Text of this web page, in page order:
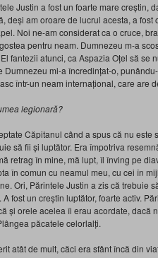
Justin a fost un foarte mare creștin,
deși am oroare de lucrul acesta, a
Noi ne-am considerat ca o cruce,
pentru neam. Dumnezeu m-a
fantezii atunci, ca Aspazia Oțel să se
mi-a încredințat-o,
într-un neam internațional, care are
legionară?
Căpitanul când a spus că nu este
să fii și luptător. Era împotriva
retrag în mine, mă lupt, îl înving pe
în comun cu neamul meu, cu cei în
Ori, Părintele Justin a zis că trebuie
fost un creștin luptător, foarte activ.
și orele acelea îi erau acordate, dacă
păcatele celorlalți.
atât de mult, căci era sfânt încă din